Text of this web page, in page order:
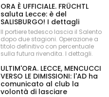
ORA È UFFICIALE. FRÜCHTL
saluta Lecce: è del
SALISBURGO! I dettagli
Il portiere tedesco lascia il Salento
dopo due stagioni. Operazione a
titolo definitivo con percentuale
sulla futura rivendita. I dettagli.
ULTIM'ORA. LECCE, MENCUCCI
VERSO LE DIMISSIONI: l'AD ha
comunicato al club la
volontà di lasciare